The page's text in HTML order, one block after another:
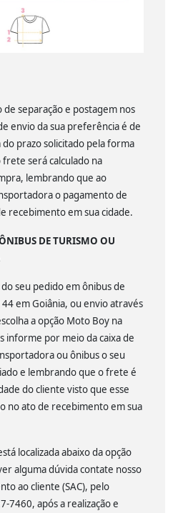
de separação e postagem nos
envio da sua preferência é de
prazo solicitado pela forma
será calculado na
lembrando que ao
o pagamento de
recebimento em sua cidade.
DE TURISMO OU
seu pedido em ônibus de
em Goiânia, ou envio através
a opção Moto Boy na
informe por meio da caixa de
ou ônibus o seu
e lembrando que o frete é
do cliente visto que esse
no ato de recebimento em sua
localizada abaixo da opção
alguma dúvida contate nosso
ao cliente (SAC), pelo
7460, após a realização e